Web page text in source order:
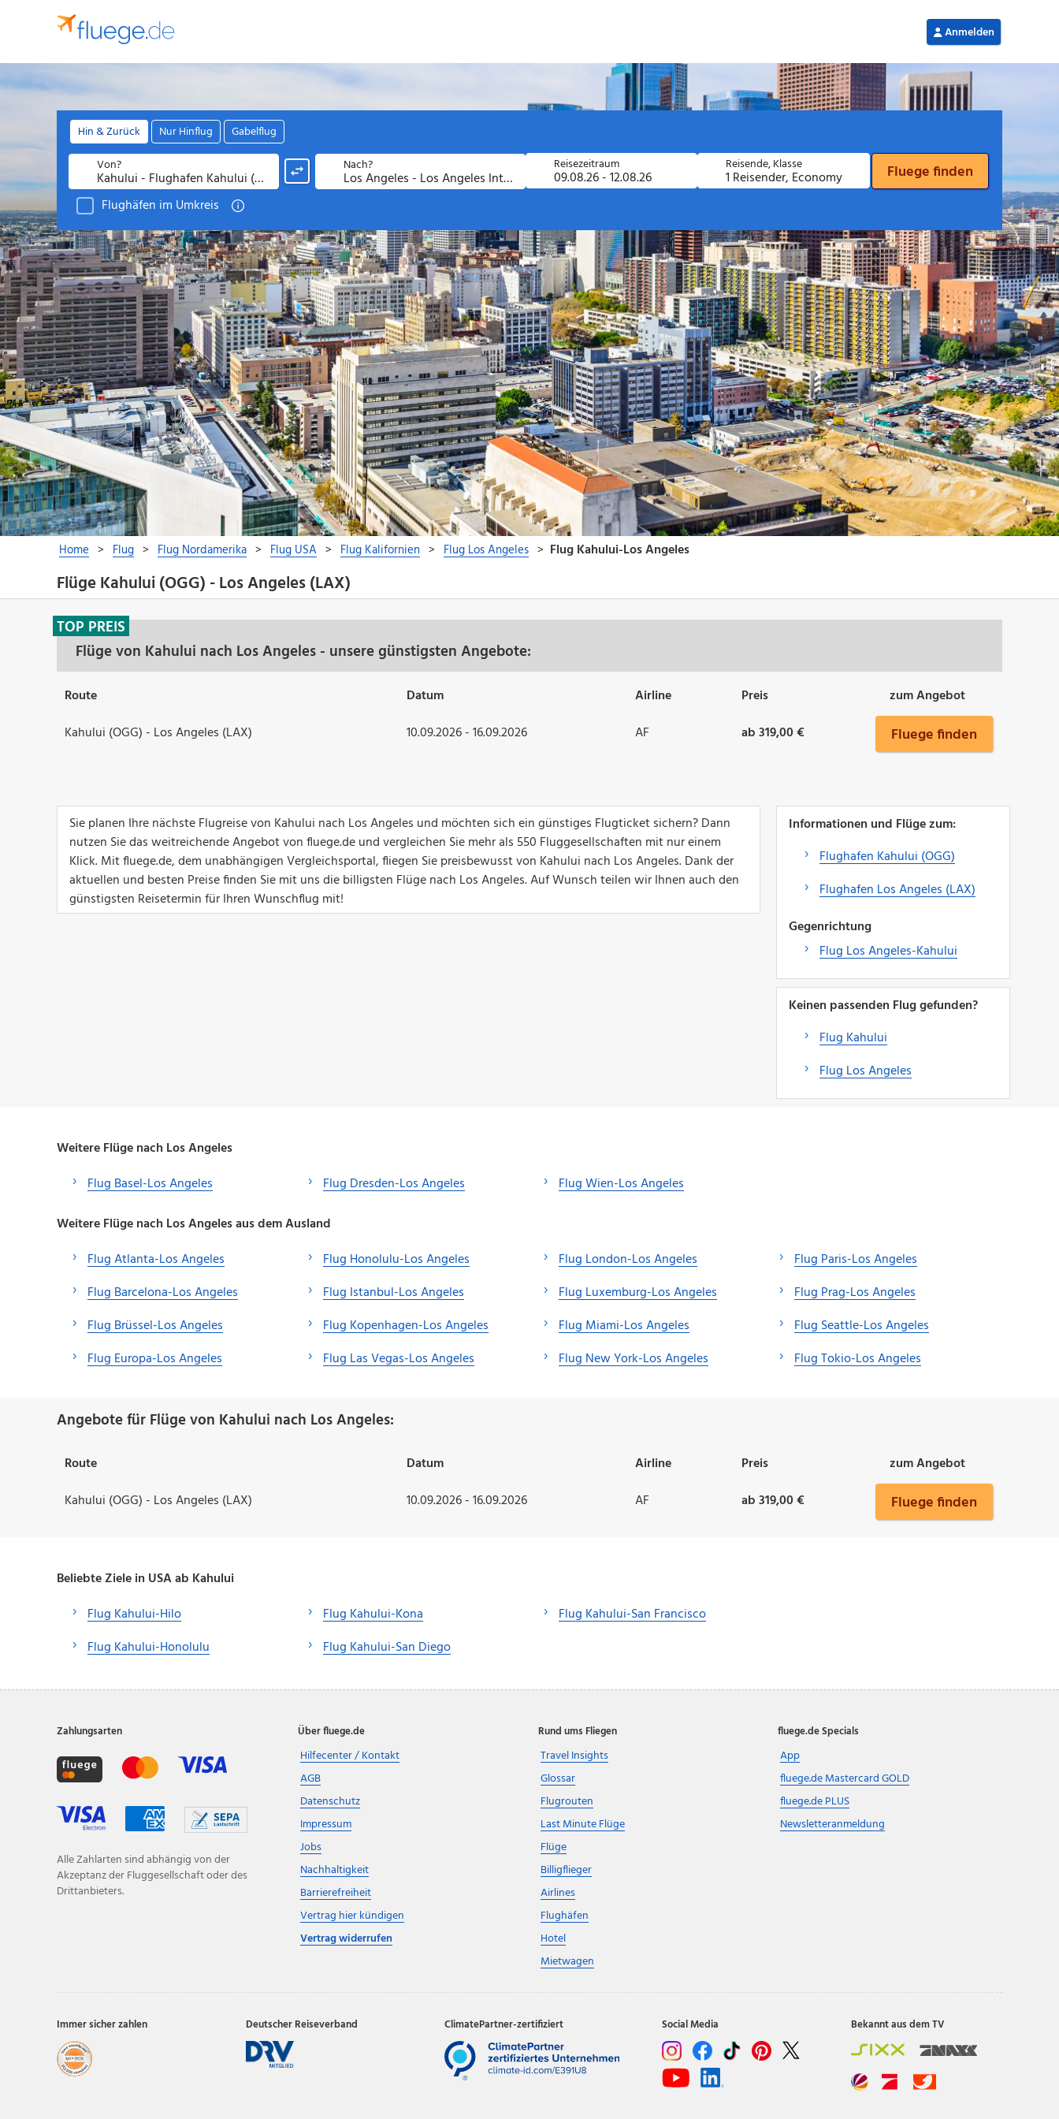
Flüge Kahului (OGG) - Los Angeles (LAX)
Flüge von Kahului nach Los Angeles - unsere günstigsten Angebote:
TOP PREIS
Route Datum Airline Preis
zum Angebot
Kahului (OGG) - Los Angeles (LAX)
10.09.2026 - 16.09.2026 AF ab 319,00 € Fluege finden
Sie planen Ihre nächste Flugreise von Kahului nach Los Angeles und möchten sich ein günstiges Flugticket sichern? Dann
nutzen Sie das weitreichende Angebot von fluege.de und vergleichen Sie mehr als 550 Fluggesellschaften mit nur einem
Klick. Mit fluege.de, dem unabhängigen Vergleichsportal, fliegen Sie preisbewusst von Kahului nach Los Angeles. Dank der
aktuellen und besten Preise finden Sie mit uns die billigsten Flüge nach Los Angeles. Auf Wunsch teilen wir Ihnen auch den
günstigsten Reisetermin für Ihren Wunschflug mit!
Informationen und Flüge zum:
Flughafen Kahului (OGG)
Flughafen Los Angeles (LAX)
Gegenrichtung
Flug Los Angeles-Kahului
Keinen passenden Flug gefunden?
Flug Kahului
Flug Los Angeles
Weitere Flüge nach Los Angeles
Flug Basel-Los Angeles
Flug Dresden-Los Angeles
Flug Wien-Los Angeles
Weitere Flüge nach Los Angeles aus dem Ausland
Flug Atlanta-Los Angeles
Flug Barcelona-Los Angeles
Flug Brüssel-Los Angeles
Flug Europa-Los Angeles
Flug Honolulu-Los Angeles
Flug Istanbul-Los Angeles
Flug Kopenhagen-Los Angeles
Flug Las Vegas-Los Angeles
Flug London-Los Angeles
Flug Luxemburg-Los Angeles
Flug Miami-Los Angeles
Flug New York-Los Angeles
Flug Paris-Los Angeles
Flug Prag-Los Angeles
Flug Seattle-Los Angeles
Flug Tokio-Los Angeles
Angebote für Flüge von Kahului nach Los Angeles:
Route Datum Airline Preis
zum Angebot
Kahului (OGG) - Los Angeles (LAX)
10.09.2026 - 16.09.2026 AF ab 319,00 € Fluege finden
Beliebte Ziele in USA ab Kahului
Flug Kahului-Hilo
Flug Kahului-Honolulu
Flug Kahului-Kona
Flug Kahului-San Diego
Flug Kahului-San Francisco